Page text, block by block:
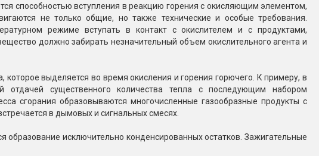
большие
(холодные)
Конфетти, серпантин
Небесные фонарики
спецэффектов
Елочные гирлянды
способностью вступления в реакцию горения с окисляющим элементом,
не только общие, но также технические и особые требования.
режиме вступать в контакт с окислителем и с продуктами,
должно забирать незначительный объем окислительного агента и
выделяется во время окисления и горения горючего. К примеру, в
существенного количества тепла с последующим набором
сгорания образовываются многочисленные газообразные продукты с
в дымовых и сигнальных смесях.
исключительно конденсированных остатков. Зажигательные